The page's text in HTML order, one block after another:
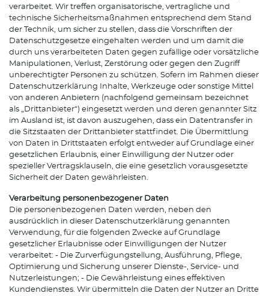
verarbeitet. Wir treffen organisatorische, vertragliche und
technische Sicherheitsmaßnahmen entsprechend dem Stand
der Technik, um sicher zu stellen, dass die Vorschriften der
Datenschutzgesetze eingehalten werden und um damit die
durch uns verarbeiteten Daten gegen zufällige oder vorsätzliche
Manipulationen, Verlust, Zerstörung oder gegen den Zugriff
unberechtigter Personen zu schützen. Sofern im Rahmen dieser
Datenschutzerklärung Inhalte, Werkzeuge oder sonstige Mittel
von anderen Anbietern (nachfolgend gemeinsam bezeichnet
als „Drittanbieter“) eingesetzt werden und deren genannter Sitz
im Ausland ist, ist davon auszugehen, dass ein Datentransfer in
die Sitzstaaten der Drittanbieter stattfindet. Die Übermittlung
von Daten in Drittstaaten erfolgt entweder auf Grundlage einer
gesetzlichen Erlaubnis, einer Einwilligung der Nutzer oder
spezieller Vertragsklauseln, die eine gesetzlich vorausgesetzte
Sicherheit der Daten gewährleisten.
Verarbeitung personenbezogener Daten
Die personenbezogenen Daten werden, neben den
ausdrücklich in dieser Datenschutzerklärung genannten
Verwendung, für die folgenden Zwecke auf Grundlage
gesetzlicher Erlaubnisse oder Einwilligungen der Nutzer
verarbeitet: - Die Zurverfügungstellung, Ausführung, Pflege,
Optimierung und Sicherung unserer Dienste-, Service- und
Nutzerleistungen; - Die Gewährleistung eines effektiven
Kundendienstes. Wir übermitteln die Daten der Nutzer an Dritte